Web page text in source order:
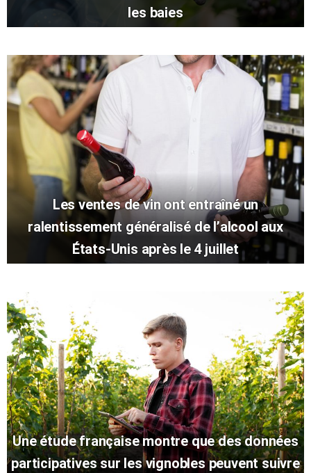
les baies
Les ventes de vin ont entraîné un
ralentissement généralisé de l’alcool aux
États-Unis après le 4 juillet
Une étude française montre que des données
participatives sur les vignobles peuvent suivre